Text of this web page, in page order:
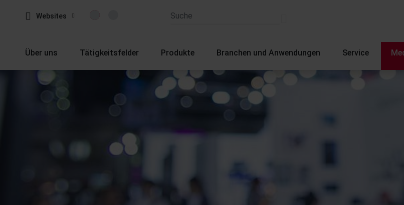
Websites
Über uns Tätigkeitsfelder Produkte Branchen und Anwendungen Service